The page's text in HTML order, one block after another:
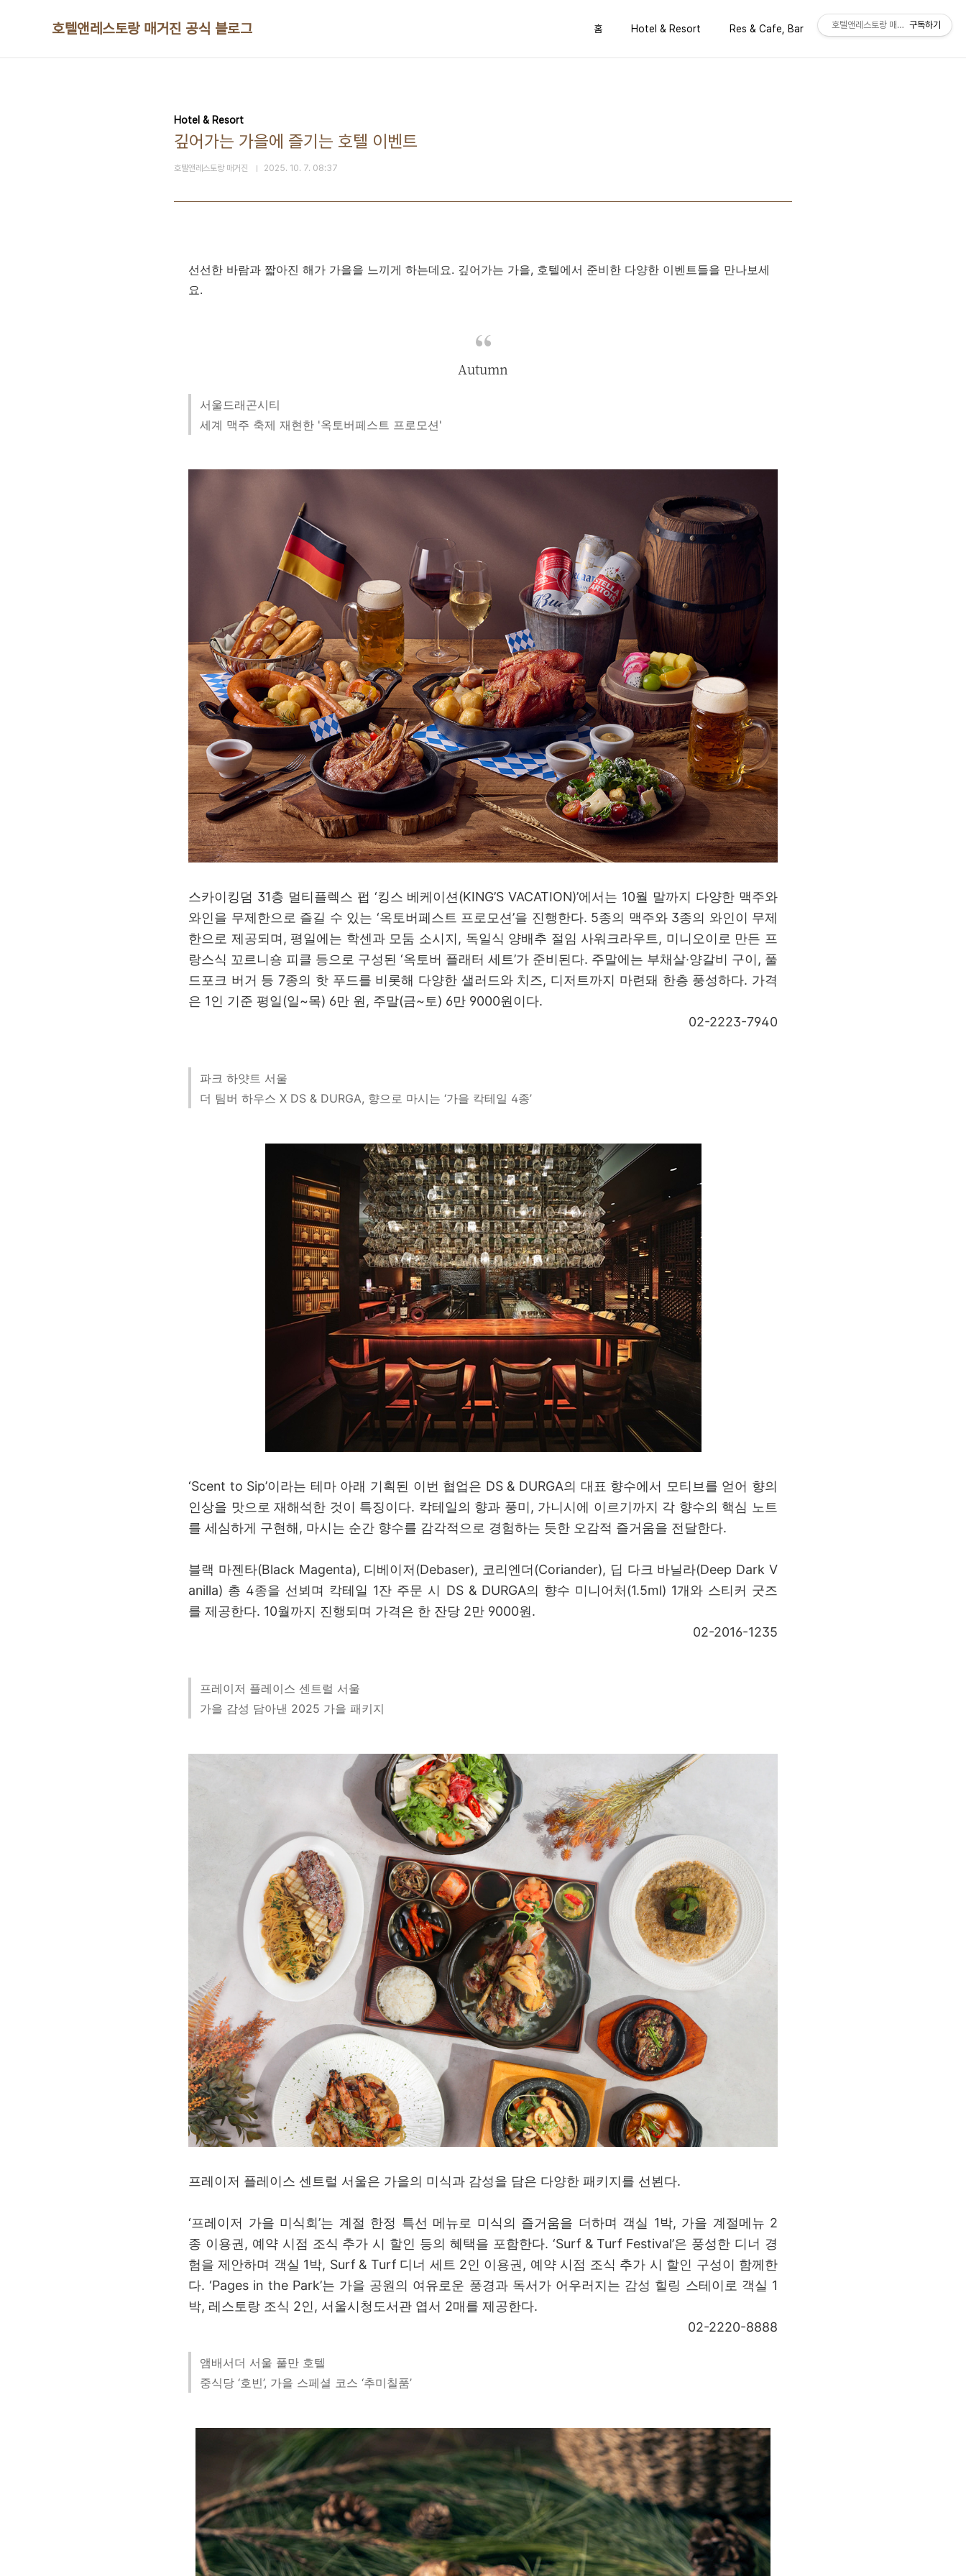
호텔앤레스토랑 매거진 공식 블로그 홈 Hotel & Resort Res & Cafe, Bar Issues & Trend
Hotel & Resort
깊어가는 가을에 즐기는 호텔 이벤트
호텔앤레스토랑 매거진 2025. 10. 7. 08:37
선선한 바람과 짧아진 해가 가을을 느끼게 하는데요. 깊어가는 가을, 호텔에서 준비한 다양한 이벤트들을 만나보세
요.
Autumn
서울드래곤시티
세계 맥주 축제 재현한 '옥토버페스트 프로모션'
스카이킹덤 31층 멀티플렉스 펍 ‘킹스 베케이션(KING’S VACATION)’에서는 10월 말까지 다양한 맥주와
와인을 무제한으로 즐길 수 있는 ‘옥토버페스트 프로모션’을 진행한다. 5종의 맥주와 3종의 와인이 무제
한으로 제공되며, 평일에는 학센과 모둠 소시지, 독일식 양배추 절임 사워크라우트, 미니오이로 만든 프
랑스식 꼬르니숑 피클 등으로 구성된 ‘옥토버 플래터 세트’가 준비된다. 주말에는 부채살·양갈비 구이, 풀
드포크 버거 등 7종의 핫 푸드를 비롯해 다양한 샐러드와 치즈, 디저트까지 마련돼 한층 풍성하다. 가격
은 1인 기준 평일(일~목) 6만 원, 주말(금~토) 6만 9000원이다.
02-2223-7940
파크 하얏트 서울
더 팀버 하우스 X DS & DURGA, 향으로 마시는 ‘가을 칵테일 4종’
‘Scent to Sip’이라는 테마 아래 기획된 이번 협업은 DS & DURGA의 대표 향수에서 모티브를 얻어 향의
인상을 맛으로 재해석한 것이 특징이다. 칵테일의 향과 풍미, 가니시에 이르기까지 각 향수의 핵심 노트
를 세심하게 구현해, 마시는 순간 향수를 감각적으로 경험하는 듯한 오감적 즐거움을 전달한다.
블랙 마젠타(Black Magenta), 디베이저(Debaser), 코리엔더(Coriander), 딥 다크 바닐라(Deep Dark V
anilla) 총 4종을 선뵈며 칵테일 1잔 주문 시 DS & DURGA의 향수 미니어처(1.5ml) 1개와 스티커 굿즈
를 제공한다. 10월까지 진행되며 가격은 한 잔당 2만 9000원.
02-2016-1235
프레이저 플레이스 센트럴 서울
가을 감성 담아낸 2025 가을 패키지
프레이저 플레이스 센트럴 서울은 가을의 미식과 감성을 담은 다양한 패키지를 선뵌다.
‘프레이저 가을 미식회’는 계절 한정 특선 메뉴로 미식의 즐거움을 더하며 객실 1박, 가을 계절메뉴 2
종 이용권, 예약 시점 조식 추가 시 할인 등의 혜택을 포함한다. ‘Surf & Turf Festival’은 풍성한 디너 경
험을 제안하며 객실 1박, Surf & Turf 디너 세트 2인 이용권, 예약 시점 조식 추가 시 할인 구성이 함께한
다. ‘Pages in the Park’는 가을 공원의 여유로운 풍경과 독서가 어우러지는 감성 힐링 스테이로 객실 1
박, 레스토랑 조식 2인, 서울시청도서관 엽서 2매를 제공한다.
02-2220-8888
앰배서더 서울 풀만 호텔
중식당 ‘호빈’, 가을 스페셜 코스 ‘추미칠품’
호텔앤레스토랑 매거진 공식 블로그
구독하기